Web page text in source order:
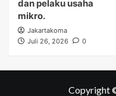
dan pelaku usaha
mikro.
Jakartakoma
Juli 26, 2026
0
Copyright